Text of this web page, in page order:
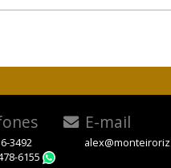
3492
6155
E-mail